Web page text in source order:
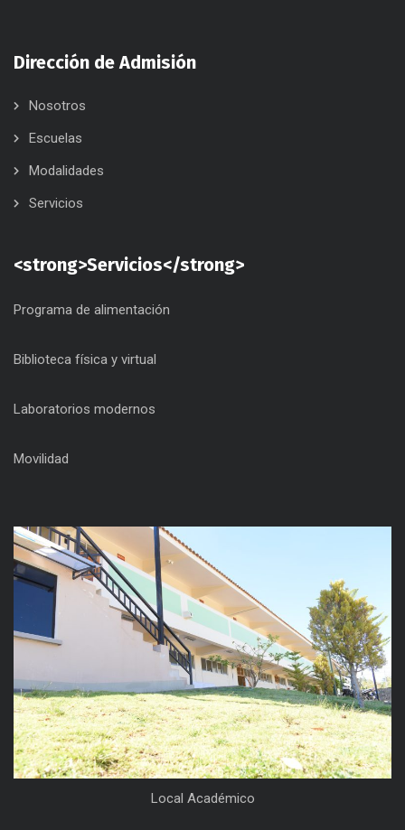
Dirección de Admisión
Nosotros
Escuelas
Modalidades
Servicios
<strong>Servicios</strong>
Programa de alimentación
Biblioteca física y virtual
Laboratorios modernos
Movilidad
Local Académico